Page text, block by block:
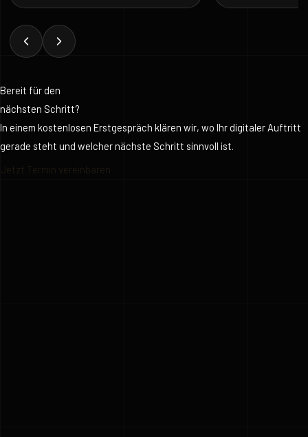
Bereit für den
nächsten Schritt?
In einem kostenlosen Erstgespräch klären wir, wo Ihr digitaler Auftritt
gerade steht und welcher nächste Schritt sinnvoll ist.
Jetzt Termin vereinbaren